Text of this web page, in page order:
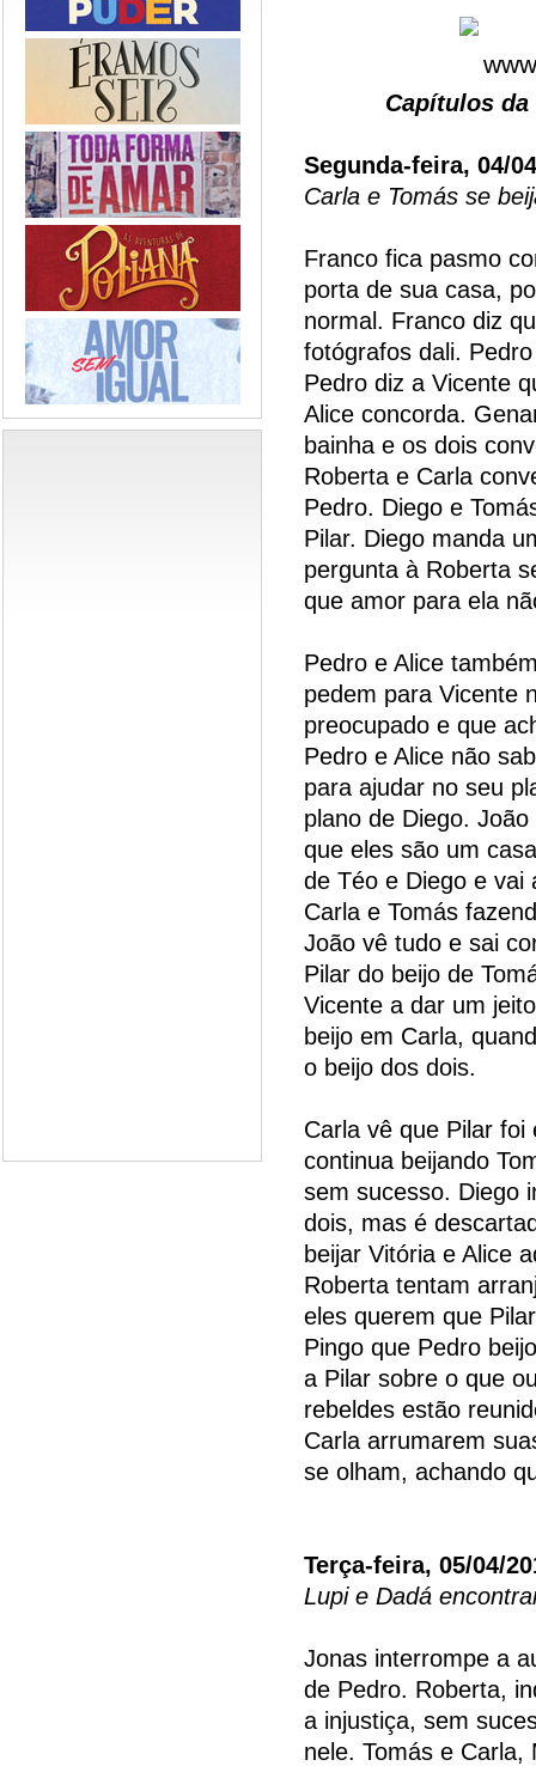
Capítulos da
Segunda-feira, 04/
Carla e Tomás se
Franco fica pasmo
porta de sua casa,
normal. Franco diz
fotógrafos dali.
Pedro diz a Vicente
Alice concorda.
bainha e os dois
Roberta e Carla
Pedro. Diego e
Pilar. Diego manda
pergunta à Roberta
que amor para ela
Pedro e Alice
pedem para Vicente
preocupado e que
Pedro e Alice não
para ajudar no seu
plano de Diego.
que eles são um
de Téo e Diego e vai
Carla e Tomás
João vê tudo e sai
Pilar do beijo de
Vicente a dar um
beijo em Carla,
o beijo dos dois.
Carla vê que Pilar
continua beijando
sem sucesso. Diego
dois, mas é
beijar Vitória e Alice
Roberta tentam
eles querem que
Pingo que Pedro
a Pilar sobre o que
rebeldes estão
Carla arrumarem
se olham, achando
Terça-feira, 05/04/
Lupi e Dadá
Jonas interrompe a
de Pedro. Roberta,
a injustiça, sem
nele. Tomás e